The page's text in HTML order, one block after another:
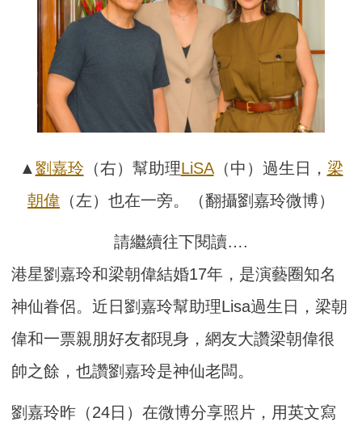
▲ 劉嘉玲 （右）幫助理LiSA（中）過生日， 梁
朝偉 （左）也在一旁。（翻攝劉嘉玲微博）
請繼續往下閱讀….
港星劉嘉玲和梁朝偉結婚17年，是演藝圈知名
神仙眷侶。近日劉嘉玲幫助理Lisa過生日，梁朝
偉和一票親朋好友都現身，網友大讚梁朝偉很
帥之餘，也讚劉嘉玲是神仙老闆。
劉嘉玲昨（24日）在微博分享照片，用英文寫